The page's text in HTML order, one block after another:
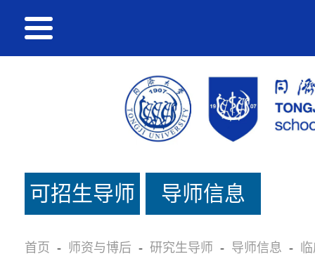
可招生导师
名单
导师信息
首页 - 师资与博后 - 研究生导师 - 导师信息 -